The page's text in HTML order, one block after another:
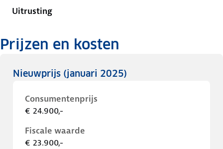
Uitrusting
Prijzen en kosten
Nieuwprijs (januari 2025)
Consumentenprijs
€ 24.900,-
Fiscale waarde
€ 23.900,-